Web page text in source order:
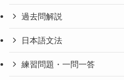
過去問解説
日本語文法
練習問題・一問一答